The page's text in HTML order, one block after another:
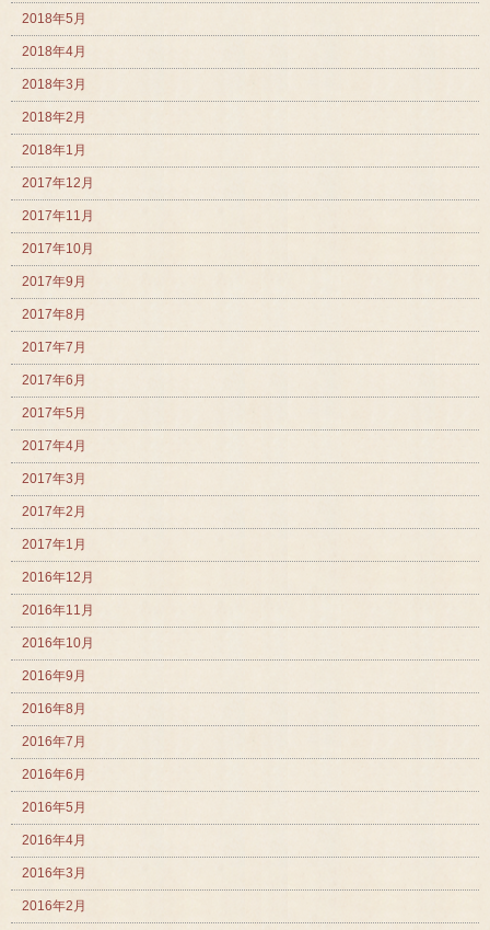
2018年5月
2018年4月
2018年3月
2018年2月
2018年1月
2017年12月
2017年11月
2017年10月
2017年9月
2017年8月
2017年7月
2017年6月
2017年5月
2017年4月
2017年3月
2017年2月
2017年1月
2016年12月
2016年11月
2016年10月
2016年9月
2016年8月
2016年7月
2016年6月
2016年5月
2016年4月
2016年3月
2016年2月